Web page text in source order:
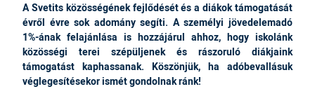
A Svetits közösségének fejlődését és a diákok támogatását
évről évre sok adomány segíti. A személyi jövedelemadó
1%-ának felajánlása is hozzájárul ahhoz, hogy iskolánk
közösségi terei szépüljenek és rászoruló diákjaink
támogatást kaphassanak. Köszönjük, ha adóbevallásuk
véglegesítésekor ismét gondolnak ránk!